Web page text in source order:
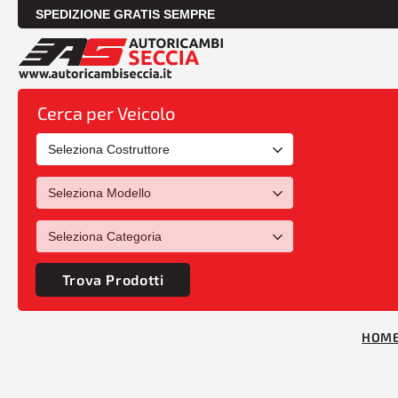
SPEDIZIONE GRATIS SEMPRE
Cerca per Veicolo
Trova Prodotti